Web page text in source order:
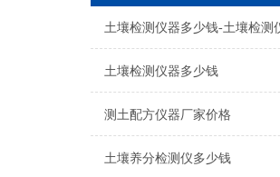
土壤检测仪器多少钱
测土配方仪器厂家价格
土壤养分检测仪多少钱